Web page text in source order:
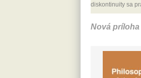
diskontinuity sa
Nová